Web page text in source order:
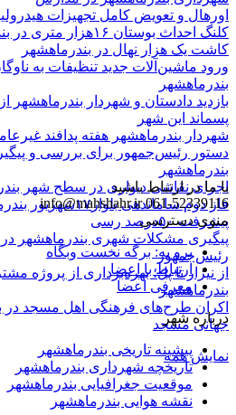
اورهال و تعویض کامل تجهیزات
کلنگ احداث بوستان ۱۶هزار متری در بندرماهشهر به زمین زده شد
کاشت یک هزار نهال در بندرماهشهر
ورود ماشین‌آلات جدید تنظیفات به
بندرماهشهر
بازدید دادستان و شهردار
پسماند این شهر
شهردار بندرماهشهر هفته پدافند
دستور رئیس‌جمهور برای بررسی و
بندرماهشهر
اجرای نقاشی دیواری در سطح شهر
فاز دوم ساماندهی
پیشرفت ۵۰درصد رسی
پیگیری مشکلات شهری بندرماهشهر در
رئیس‌جمهور
از نیزار تا پل؛ بهره‌برداری از
بندرماهشهر
اکران طرح‌های فرهنگی اهل مسجد در
جهانی مسجد
نمایش همه
با ما در ارتباط باشید
061-52339116
info@mahshahr.ir
منوی دسترسی
برو به: برگه نخست وبگاه
ارتباط با اعضا
معرفی اعضا
درباره شهر
پیشینه تاریخی بندرماهشهر
تاریخچه شهرداری بندرماهشهر
موقعیت جغرافیایی بندرماهشهر
نقشه هوایی بندرماهشهر